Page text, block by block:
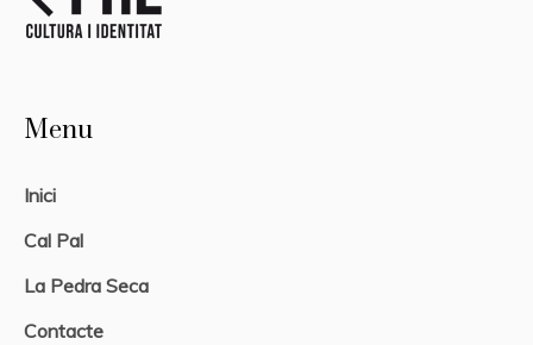
Menu
Inici
Cal Pal
La Pedra Seca
Contacte